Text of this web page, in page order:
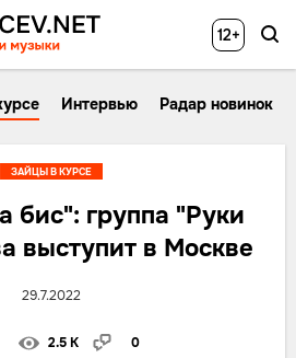
12+
Интервью Радар новинок
бис": группа "Руки
выступит в Москве
29.7.2022
2.5 K 0
ЗАЙЦЫ В КУРСЕ